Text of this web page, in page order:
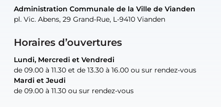
Administration Communale de la Ville de Vianden
pl. Vic. Abens, 29 Grand-Rue, L-9410 Vianden
Horaires d’ouvertures
Lundi, Mercredi et Vendredi
de 09.00 à 11.30 et de 13.30 à 16.00 ou sur rendez-vous
Mardi et Jeudi
de 09.00 à 11.30 ou sur rendez-vous
Administration Communale de la Ville de Vianden
pl. Vic. Abens, 29 Grand-Rue, L-9410 Vianden
Lundi, Mercredi et Vendredi
de 09.00 à 11.30 et de 13.30 à 16.00 ou sur rendez-vous
Mardi et Jeudi
de 09.00 à 11.30 ou sur rendez-vous
Administration Communale de la Ville de Vianden
pl. Vic. Abens, 29 Grand-Rue, L-9410 Vianden
uniquement sur rendez-vous
Administration Communale de la Ville de Vianden
pl. Vic. Abens, 29 Grand-Rue, L-9410 Vianden
uniquement sur rendez-vous
Atelier Communal de la Ville de Vianden
30, rue Neugarten, L-9422 Vianden
uniquement sur rendez-vous